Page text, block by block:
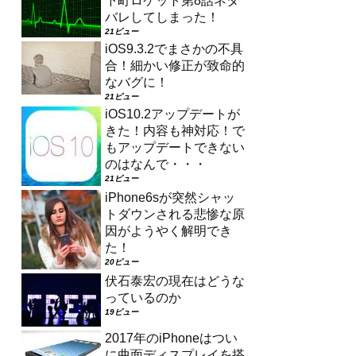
バレしてしまった！
21ビュー
iOS9.3.2でまさかの不具
合！細かい修正が致命的
なバグに！
21ビュー
iOS10.2アップデートが
きた！内容も神対応！で
もアップデートできない
のはなんで・・・
21ビュー
iPhone6sが突然シャッ
トダウンされる悲惨な原
因がようやく解明でき
た！
20ビュー
伏石泰宏の現在はどうな
っているのか
19ビュー
2017年のiPhoneはつい